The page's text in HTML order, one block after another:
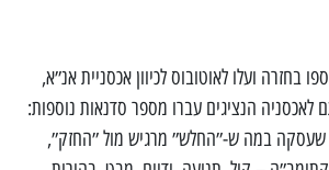
בחזרה ועלו לאוטובוס לכיוון אכסניית אנ״א,
לאכסניה הנציגים עברו מספר סדנאות נוספות:
במה ש-״החלש״ מרגיש מול ״החזק״,